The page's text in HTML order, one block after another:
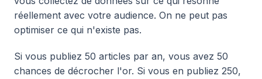
réellement avec votre audience. On ne peut pas
optimiser ce qui n'existe pas.
Si vous publiez 50 articles par an, vous avez 50
chances de décrocher l'or. Si vous en publiez 250,